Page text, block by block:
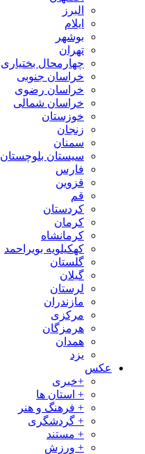
البرز
ایلام
بوشهر
تهران
چهارمحال بختیاری
خراسان جنوبی
خراسان رضوی
خراسان شمالی
خوزستان
زنجان
سمنان
سیستان بلوچستان
فارس
قزوین
قم
کردستان
کرمان
کرمانشاه
کهکیلویه بویراحمد
گلستان
گیلان
لرستان
مازندران
مرکزی
هرمزگان
همدان
یزد
عکس
+خبری
+ استان ها
+ فرهنگ و هنر
+ گردشگری
+ مستند
+ ورزش